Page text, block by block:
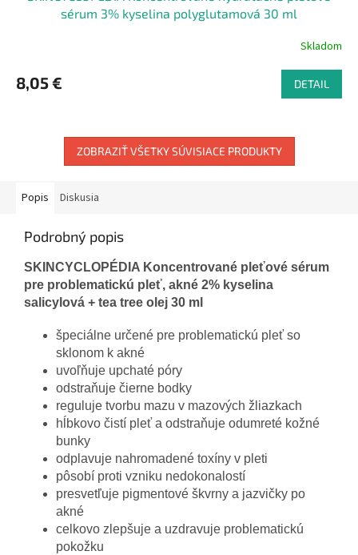
sérum 3% kyselina polyglutamová 30 ml
Skladom
8,05 € DETAIL
ZOBRAZIŤ VŠETKY SÚVISIACE PRODUKTY
Popis Diskusia
Podrobný popis
SKINCYCLOPÉDIA Koncentrované pleťové sérum
pre problematickú pleť, akné 2% kyselina
salicylová + tea tree olej 30 ml
špeciálne určené pre problematickú pleť so
sklonom k akné
uvoľňuje upchaté póry
odstraňuje čierne bodky
reguluje tvorbu mazu v mazových žliazkach
hĺbkovo čistí pleť a odstraňuje odumreté kožné
bunky
odplavuje nahromadené toxíny v pleti
pôsobí proti vzniku nedokonalostí
presvetľuje pigmentové škvrny a jazvičky po
akné
celkovo zlepšuje a uzdravuje problematickú
pokožku